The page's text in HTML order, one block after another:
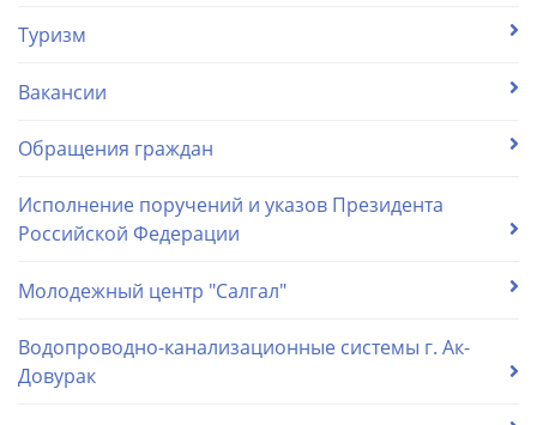
Туризм
Вакансии
Обращения граждан
Исполнение поручений и указов Президента
Российской Федерации
Молодежный центр "Салгал"
Водопроводно-канализационные системы г. Ак-
Довурак